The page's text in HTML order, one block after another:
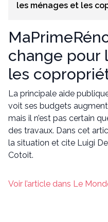
les ménages et les
change pour
les
La principale aide
voit ses budgets
mais il n’est pas certain
des travaux. Dans cet
la situation et cite Luigi
Cotoit.
Voir l’article dans Le